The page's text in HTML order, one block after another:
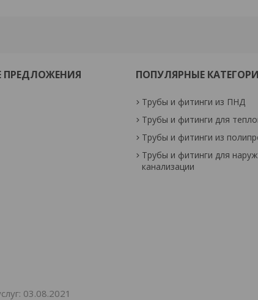
ПРЕДЛОЖЕНИЯ ПОПУЛЯРНЫЕ
Трубы и фитинги из ПНД
Трубы и фитинги для
Трубы и фитинги из
Трубы и фитинги для
канализации
03.08.2021